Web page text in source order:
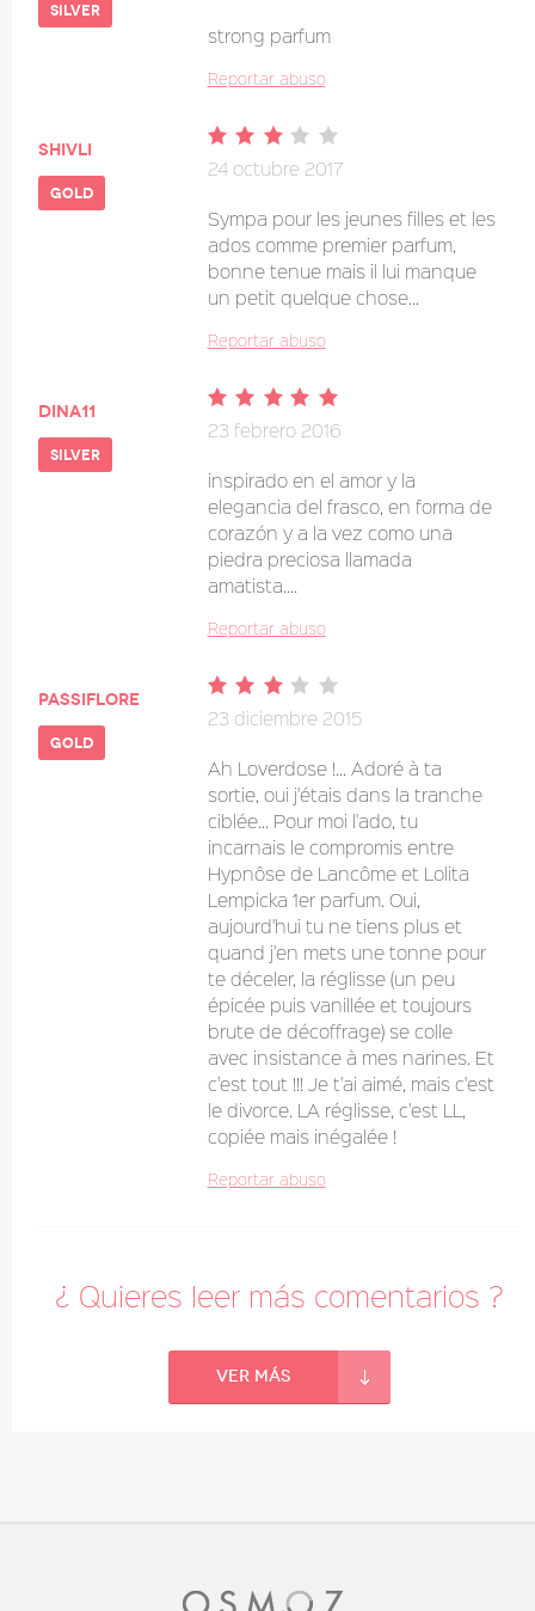
silver
strong parfum
Reportar abuso
Shivli
gold
24 octubre 2017
Sympa pour les jeunes filles et les
ados comme premier parfum,
bonne tenue mais il lui manque
un petit quelque chose...
Reportar abuso
dina11
silver
23 febrero 2016
inspirado en el amor y la
elegancia del frasco, en forma de
corazón y a la vez como una
piedra preciosa llamada
amatista....
Reportar abuso
Passiflore
gold
23 diciembre 2015
Ah Loverdose !... Adoré à ta
sortie, oui j'étais dans la tranche
ciblée... Pour moi l'ado, tu
incarnais le compromis entre
Hypnôse de Lancôme et Lolita
Lempicka 1er parfum. Oui,
aujourd'hui tu ne tiens plus et
quand j'en mets une tonne pour
te déceler, la réglisse (un peu
épicée puis vanillée et toujours
brute de décoffrage) se colle
avec insistance à mes narines. Et
c'est tout !!! Je t'ai aimé, mais c'est
le divorce. LA réglisse, c'est LL,
copiée mais inégalée !
Reportar abuso
¿ Quieres leer más comentarios ?
Ver más